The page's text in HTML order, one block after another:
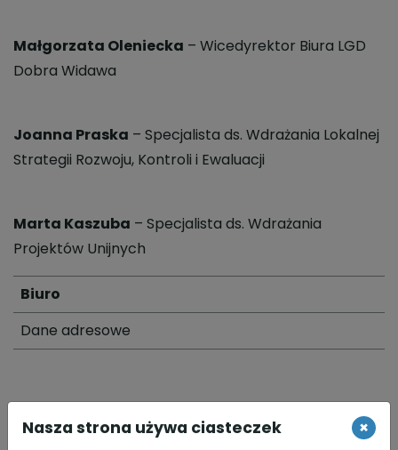
Nasza strona używa ciasteczek ×
Małgorzata Oleniecka – Wicedyrektor Biura LGD
Dobra Widawa
Joanna Praska – Specjalista ds. Wdrażania Lokalnej
Strategii Rozwoju, Kontroli i Ewaluacji
Marta Kaszuba – Specjalista ds. Wdrażania
Projektów Unijnych
Biuro
Dane adresowe